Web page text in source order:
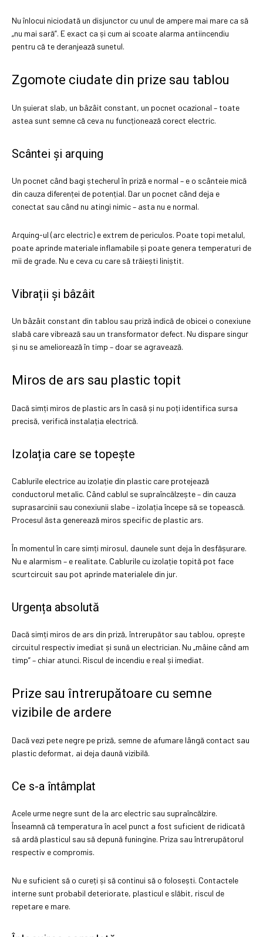
Nu înlocui niciodată un disjunctor cu unul de ampere mai mare ca să
„nu mai sară”. E exact ca și cum ai scoate alarma antiincendiu
pentru că te deranjează sunetul.
Zgomote ciudate din prize sau tablou
Un șuierat slab, un bâzâit constant, un pocnet ocazional – toate
astea sunt semne că ceva nu funcționează corect electric.
Scântei și arquing
Un pocnet când bagi ștecherul în priză e normal – e o scânteie mică
din cauza diferenței de potențial. Dar un pocnet când deja e
conectat sau când nu atingi nimic – asta nu e normal.
Arquing-ul (arc electric) e extrem de periculos. Poate topi metalul,
poate aprinde materiale inflamabile și poate genera temperaturi de
mii de grade. Nu e ceva cu care să trăiești liniștit.
Vibrații și bâzâit
Un bâzâit constant din tablou sau priză indică de obicei o conexiune
slabă care vibrează sau un transformator defect. Nu dispare singur
și nu se ameliorează în timp – doar se agravează.
Miros de ars sau plastic topit
Dacă simți miros de plastic ars în casă și nu poți identifica sursa
precisă, verifică instalația electrică.
Izolația care se topește
Cablurile electrice au izolație din plastic care protejează
conductorul metalic. Când cablul se supraîncălzește – din cauza
suprasarcinii sau conexiunii slabe – izolația începe să se topească.
Procesul ăsta generează miros specific de plastic ars.
În momentul în care simți mirosul, daunele sunt deja în desfășurare.
Nu e alarmism – e realitate. Cablurile cu izolație topită pot face
scurtcircuit sau pot aprinde materialele din jur.
Urgența absolută
Dacă simți miros de ars din priză, întrerupător sau tablou, oprește
circuitul respectiv imediat și sună un electrician. Nu „mâine când am
timp” – chiar atunci. Riscul de incendiu e real și imediat.
Prize sau întrerupătoare cu semne
vizibile de ardere
Dacă vezi pete negre pe priză, semne de afumare lângă contact sau
plastic deformat, ai deja daună vizibilă.
Ce s-a întâmplat
Acele urme negre sunt de la arc electric sau supraîncălzire.
Înseamnă că temperatura în acel punct a fost suficient de ridicată
să ardă plasticul sau să depună funingine. Priza sau întrerupătorul
respectiv e compromis.
Nu e suficient să o cureți și să continui să o folosești. Contactele
interne sunt probabil deteriorate, plasticul e slăbit, riscul de
repetare e mare.